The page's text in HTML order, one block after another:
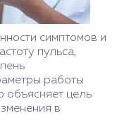
симптомов и
пульса,
работы
объясняет цель
в